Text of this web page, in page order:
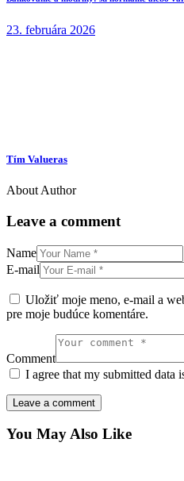
23. februára 2026
Tím Valueras
About Author
Leave a comment
Name
E-mail
Uložiť moje meno, e-mail a
pre moje budúce komentáre.
Comment
I agree that my submitted data
You May Also Like